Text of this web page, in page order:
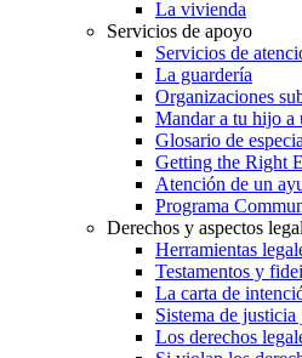
La vivienda
Servicios de apoyo
Servicios de
La guardería
Organizaciones
Mandar a tu hijo a
Glosario de
Getting the Right
Atención de un
Programa
Derechos y aspectos
Herramientas
Testamentos y
La carta de
Sistema de
Los derechos